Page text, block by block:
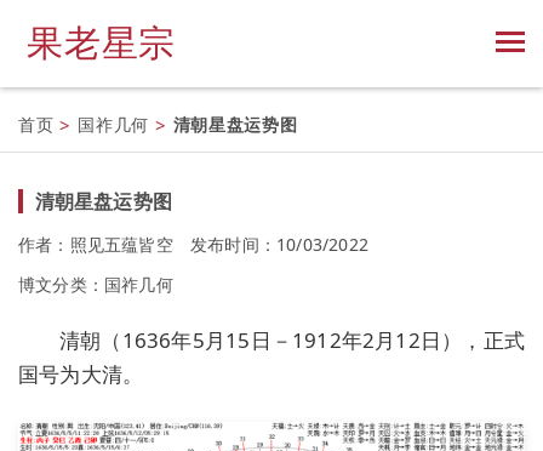
果老星宗
首页 > 国祚几何 > 清朝星盘运势图
清朝星盘运势图
作者：照见五蕴皆空
发布时间：10/03/2022
博文分类： 国祚几何
清朝（1636年5月15日－1912年2月12日），正式
国号为大清。